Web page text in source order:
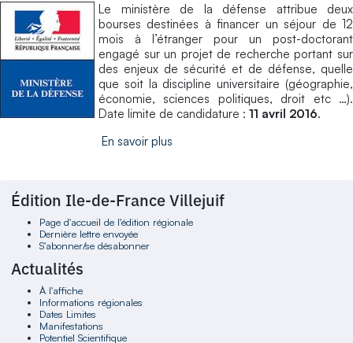
Le ministère de la défense attribue deux
bourses destinées à financer un séjour de 12
mois à l’étranger pour un post-doctorant
engagé sur un projet de recherche portant sur
des enjeux de sécurité et de défense, quelle
que soit la discipline universitaire (géographie,
économie, sciences politiques, droit etc …).
Date limite de candidature : 11 avril 2016.
En savoir plus
Édition Ile-de-France Villejuif
Page d'accueil de l'édition régionale
Dernière lettre envoyée
S'abonner/se désabonner
Actualités
À l'affiche
Informations régionales
Dates Limites
Manifestations
Potentiel Scientifique